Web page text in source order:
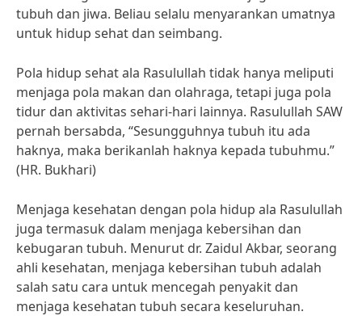
tubuh dan jiwa. Beliau selalu menyarankan umatnya
untuk hidup sehat dan seimbang.
Pola hidup sehat ala Rasulullah tidak hanya meliputi
menjaga pola makan dan olahraga, tetapi juga pola
tidur dan aktivitas sehari-hari lainnya. Rasulullah SAW
pernah bersabda, “Sesungguhnya tubuh itu ada
haknya, maka berikanlah haknya kepada tubuhmu.”
(HR. Bukhari)
Menjaga kesehatan dengan pola hidup ala Rasulullah
juga termasuk dalam menjaga kebersihan dan
kebugaran tubuh. Menurut dr. Zaidul Akbar, seorang
ahli kesehatan, menjaga kebersihan tubuh adalah
salah satu cara untuk mencegah penyakit dan
menjaga kesehatan tubuh secara keseluruhan.